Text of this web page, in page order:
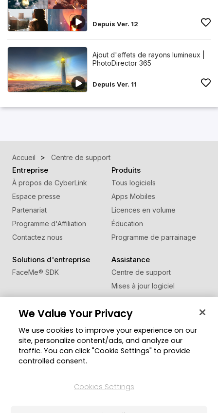
Depuis Ver. 12
Ajout d'effets de rayons lumineux |
PhotoDirector 365
Depuis Ver. 11
Accueil Centre de support
Entreprise
À propos de CyberLink
Espace presse
Partenariat
Programme d'Affiliation
Contactez nous
Produits
Tous logiciels
Apps Mobiles
Licences en volume
Éducation
Programme de parrainage
Solutions d'entreprise
FaceMe® SDK
Assistance
Centre de support
Mises à jour logiciel
Centre d'apprentissage
Zone des Membres
Blog
Changer de région
We Value Your Privacy
We use cookies to improve your experience on our
site, personalize content/ads, and analyze our
traffic. You can click "Cookie Settings" to provide
controlled consent.
Cookies Settings